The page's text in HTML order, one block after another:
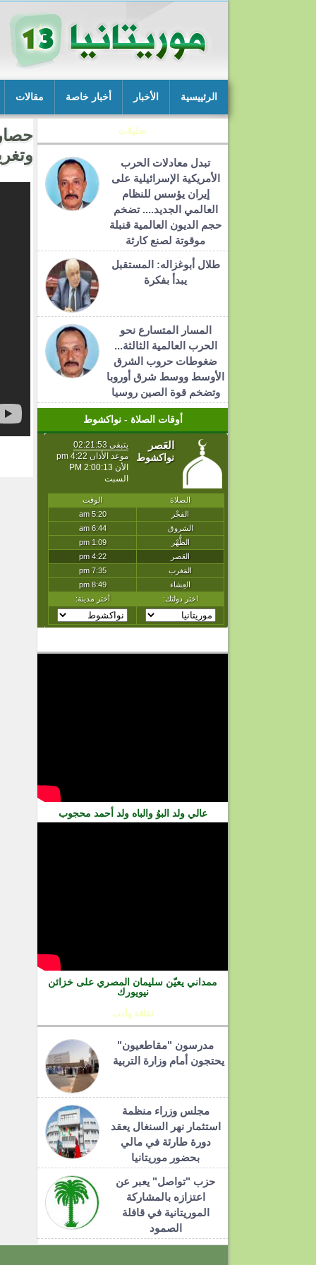
الرئييسية الأخبار أخبار خاصة مقالات
تحليلات
تبدل معادلات الحرب
الأمريكية الإسرائيلية على
إيران يؤسس للنظام
العالمي الجديد.... تضخم
حجم الديون العالمية قنبلة
موقوتة لصنع كارثة
طلال أبوغزاله: المستقبل
يبدأ بفكرة
المسار المتسارع نحو
الحرب العالمية الثالثة...
ضغوطات حروب الشرق
الأوسط ووسط شرق أوروبا
وتضخم قوة الصين روسيا
أوقات الصلاة - نواكشوط
عالي ولد البوُ والباه ولد أحمد محجوب
ممداني يعيّن سليمان المصري على خزائن
نيويورك
ثقافة وأدب
مدرسون "مقاطعيون"
يحتجون أمام وزارة التربية
مجلس وزراء منظمة
استثمار نهر السنغال يعقد
دورة طارئة في مالي
بحضور موريتانيا
حزب "تواصل" يعبر عن
اعتزازه بالمشاركة
الموريتانية في قافلة
الصمود